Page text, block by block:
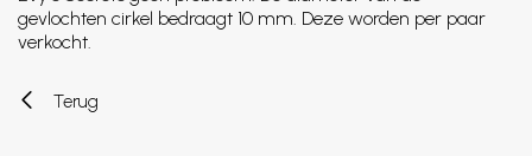
gevlochten cirkel bedraagt 10 mm. Deze worden per paar
verkocht.
Terug